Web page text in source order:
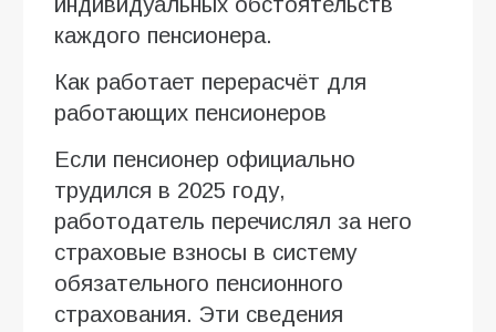
каждого пенсионера.
Как работает перерасчёт для
работающих пенсионеров
Если пенсионер официально
трудился в 2025 году,
работодатель перечислял за него
страховые взносы в систему
обязательного пенсионного
страхования. Эти сведения